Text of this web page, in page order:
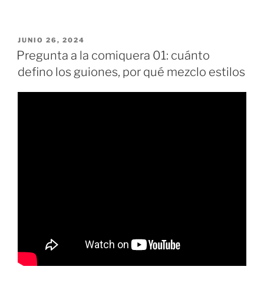
PUBLICADO
EL
JUNIO 26, 2024
Pregunta a la comiquera 01: cuánto
defino los guiones, por qué mezclo estilos